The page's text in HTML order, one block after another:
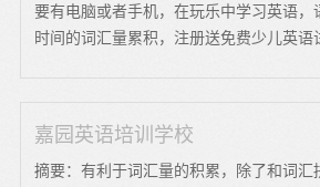
要有电脑或者手机，在玩乐中学习英语，
时间的词汇量累积，注册送免费少儿英语
嘉园英语培训学校
摘要：有利于词汇量的积累，除了和词汇